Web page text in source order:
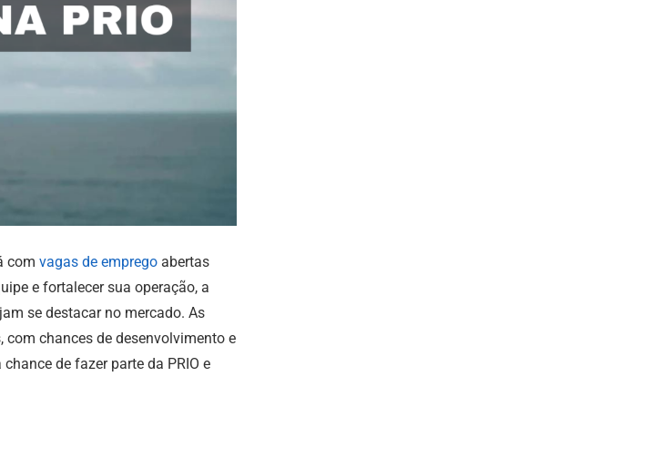
com vagas de emprego abertas
e fortalecer sua operação, a
se destacar no mercado. As
chances de desenvolvimento e
de fazer parte da PRIO e